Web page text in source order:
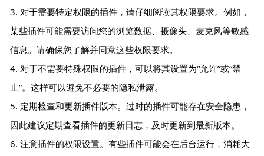
3. 对于需要特定权限的插件，请仔细阅读其权限要求。例如，
某些插件可能需要访问您的浏览数据、摄像头、麦克风等敏感
信息。请确保您了解并同意这些权限要求。
4. 对于不需要特殊权限的插件，可以将其设置为“允许”或“禁
止”。这样可以避免不必要的隐私泄露。
5. 定期检查和更新插件版本。过时的插件可能存在安全隐患，
因此建议定期查看插件的更新日志，及时更新到最新版本。
6. 注意插件的权限设置。有些插件可能会在后台运行，消耗大